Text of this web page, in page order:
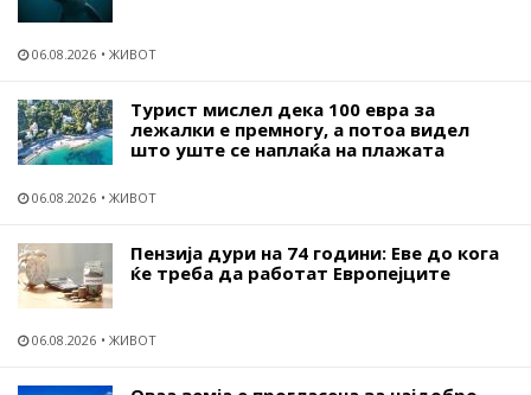
06.08.2026 ЖИВОТ
Турист мислел дека 100 евра за
лежалки е премногу, а потоа видел
што уште се наплаќа на плажата
06.08.2026 ЖИВОТ
Пензија дури на 74 години: Еве до кога
ќе треба да работат Европејците
06.08.2026 ЖИВОТ